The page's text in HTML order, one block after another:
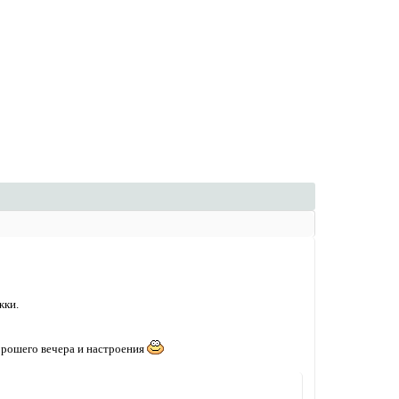
вечера и настроения